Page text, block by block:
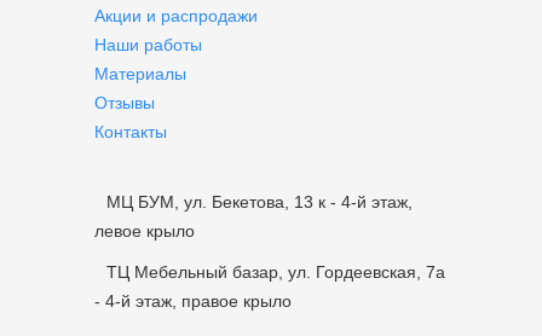
Акции и распродажи
Наши работы
Материалы
Отзывы
Контакты
МЦ БУМ, ул. Бекетова, 13 к - 4-й этаж,
левое крыло
ТЦ Мебельный базар, ул. Гордеевская, 7а
- 4-й этаж, правое крыло